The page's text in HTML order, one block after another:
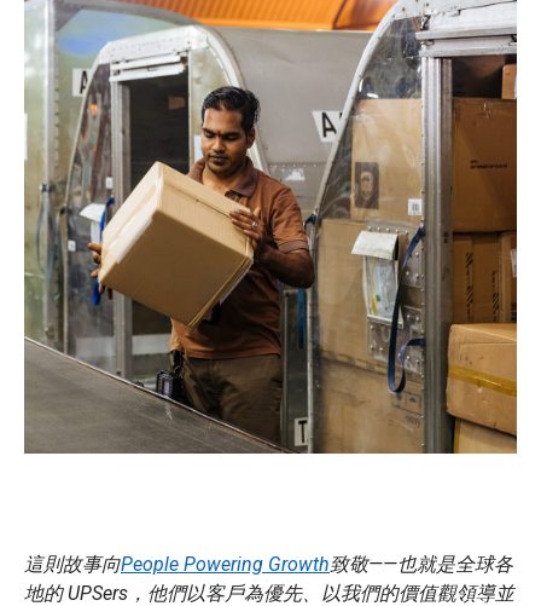
這則故事向People Powering Growth致敬——也就是全球各
地的 UPSers，他們以客戶為優先、以我們的價值觀領導並